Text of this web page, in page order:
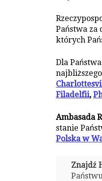
Państwa za
których
Dla
Filadelfii,
Ambasada
stanie
Polska w
Znajdź